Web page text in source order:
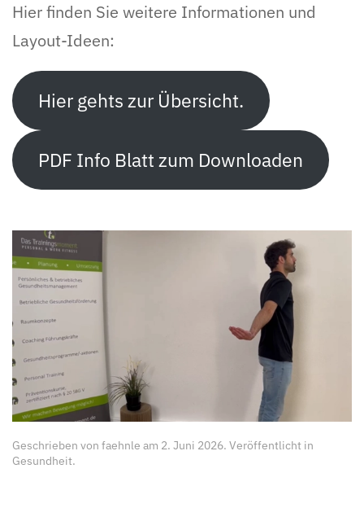
Hier finden Sie weitere Informationen und
Layout-Ideen:
Hier gehts zur Übersicht.
PDF Info Blatt zum Downloaden
Geschrieben von faehnle am 2. Juni 2026. Veröffentlicht in
Gesundheit.